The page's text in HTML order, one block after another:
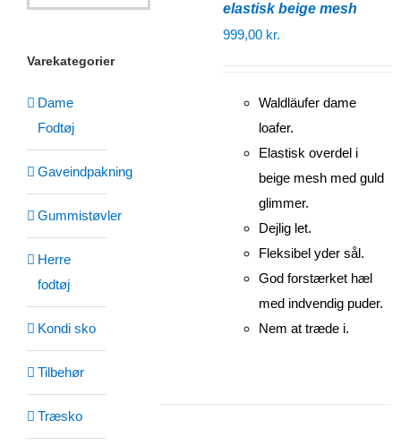
elastisk beige mesh
999,00 kr.
Waldläufer dame
loafer.
Elastisk overdel i
beige mesh med guld
glimmer.
Dejlig let.
Fleksibel yder sål.
God forstærket hæl
med indvendig puder.
Nem at træde i.
Varekategorier
Dame
Fodtøj
Gaveindpakning
Gummistøvler
Herre
fodtøj
Kondi sko
Tilbehør
Træsko